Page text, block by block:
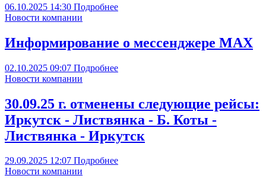
06.10.2025 14:30 Подробнее
Новости компании
Информирование о мессенджере МАХ
02.10.2025 09:07 Подробнее
Новости компании
30.09.25 г. отменены следующие рейсы:
Иркутск - Листвянка - Б. Коты -
Листвянка - Иркутск
29.09.2025 12:07 Подробнее
Новости компании